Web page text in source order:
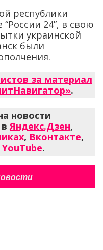
республики
24”, в свою
украинской
были
за материал
.
новости
вЯндекс.Дзен,
, Вконтакте,
YouTube.